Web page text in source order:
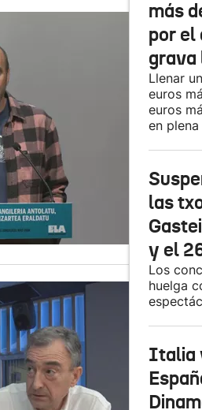
más
por el
grava
Llenar
euros
euros
en
las
y el
Los
huelga
Italia